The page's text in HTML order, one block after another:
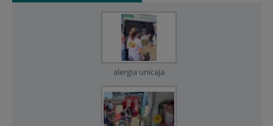
alergia unicaja